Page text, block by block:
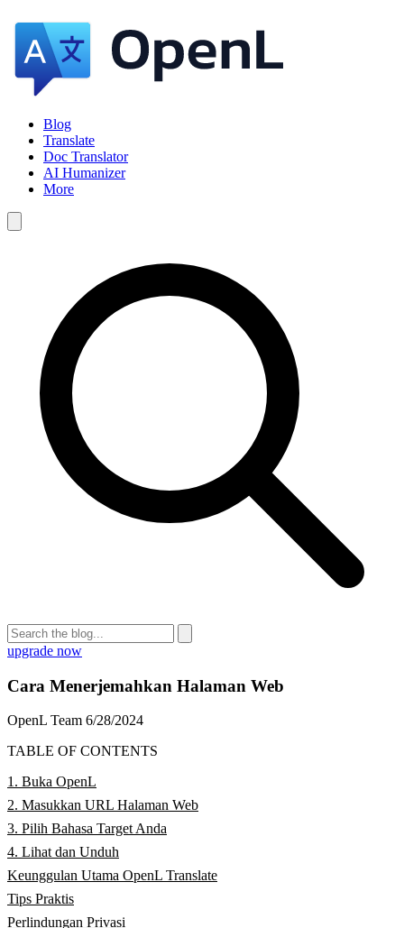
Blog
Translate
Doc Translator
AI Humanizer
More
upgrade now
Cara Menerjemahkan Halaman Web
OpenL Team 6/28/2024
TABLE OF CONTENTS
1. Buka OpenL
2. Masukkan URL Halaman Web
3. Pilih Bahasa Target Anda
4. Lihat dan Unduh
Keunggulan Utama OpenL Translate
Tips Praktis
Perlindungan Privasi